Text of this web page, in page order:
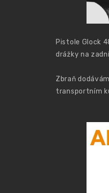
Pistole Glock
drážky na
Zbraň
transportním